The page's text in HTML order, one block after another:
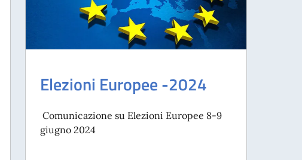
Elezioni Europee -2024
Comunicazione su Elezioni Europee 8-9
giugno 2024